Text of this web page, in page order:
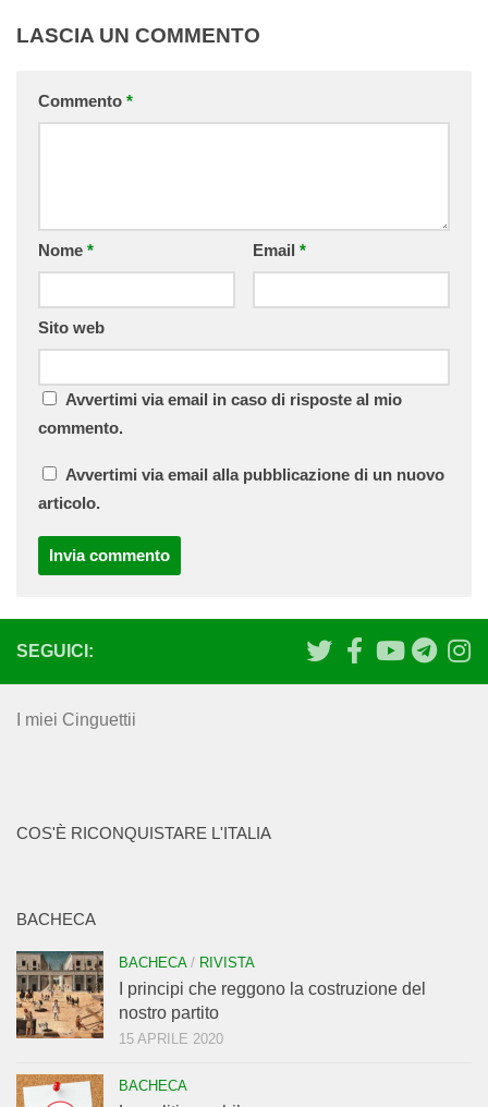
LASCIA UN COMMENTO
Commento *
Nome * Email *
Sito web
Avvertimi via email in caso di risposte al mio
commento.
Avvertimi via email alla pubblicazione di un nuovo
articolo.
SEGUICI:
I miei Cinguettii
COS'È RICONQUISTARE L'ITALIA
BACHECA
BACHECA/ RIVISTA
I principi che reggono la costruzione del
nostro partito
15 APRILE 2020
BACHECA